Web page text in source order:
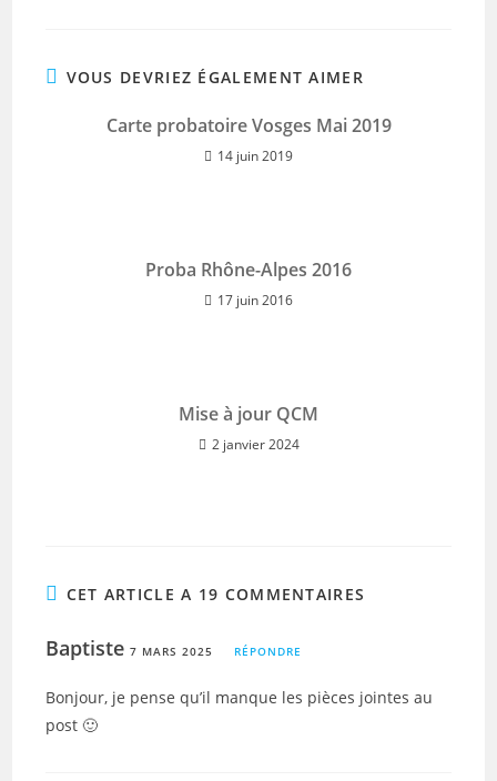
VOUS DEVRIEZ ÉGALEMENT AIMER
Carte probatoire Vosges Mai 2019
14 juin 2019
Proba Rhône-Alpes 2016
17 juin 2016
Mise à jour QCM
2 janvier 2024
CET ARTICLE A 19 COMMENTAIRES
Baptiste7 MARS 2025 RÉPONDRE
Bonjour, je pense qu’il manque les pièces jointes au
post 🙂